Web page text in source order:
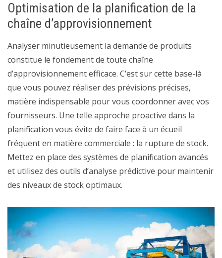
Optimisation de la planification de la
chaîne d’approvisionnement
Analyser minutieusement la demande de produits
constitue le fondement de toute chaîne
d’approvisionnement efficace. C’est sur cette base-là
que vous pouvez réaliser des prévisions précises,
matière indispensable pour vous coordonner avec vos
fournisseurs. Une telle approche proactive dans la
planification vous évite de faire face à un écueil
fréquent en matière commerciale : la rupture de stock.
Mettez en place des systèmes de planification avancés
et utilisez des outils d’analyse prédictive pour maintenir
des niveaux de stock optimaux.